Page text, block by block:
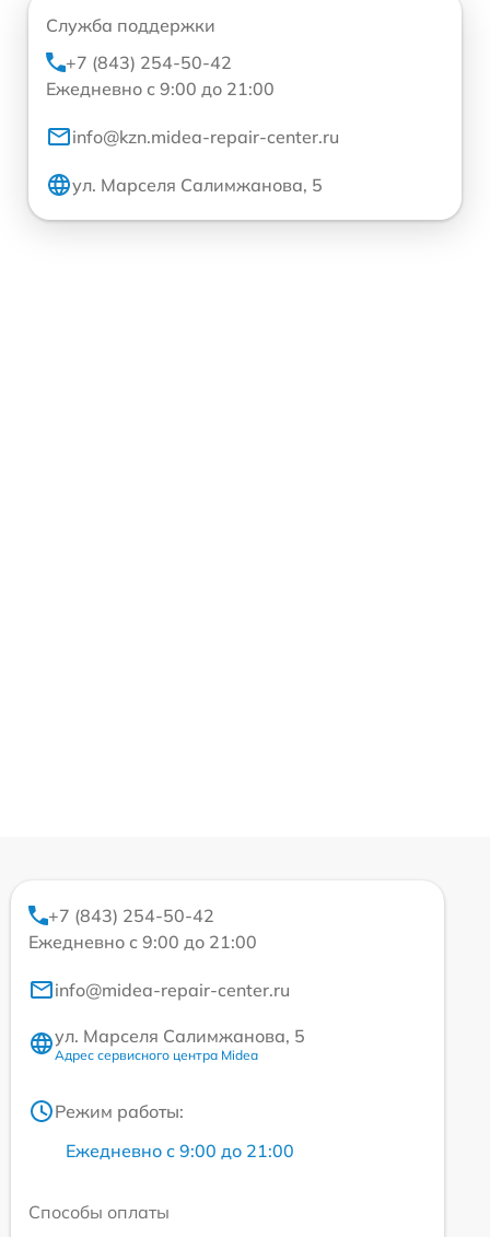
Служба поддержки
+7 (843) 254-50-42
Ежедневно с 9:00 до 21:00
info@kzn.midea-repair-center.ru
ул. Марселя Салимжанова, 5
+7 (843) 254-50-42
Ежедневно с 9:00 до 21:00
info@midea-repair-center.ru
ул. Марселя Салимжанова, 5
Адрес сервисного центра Midea
Режим работы:
Ежедневно с 9:00 до 21:00
Способы оплаты